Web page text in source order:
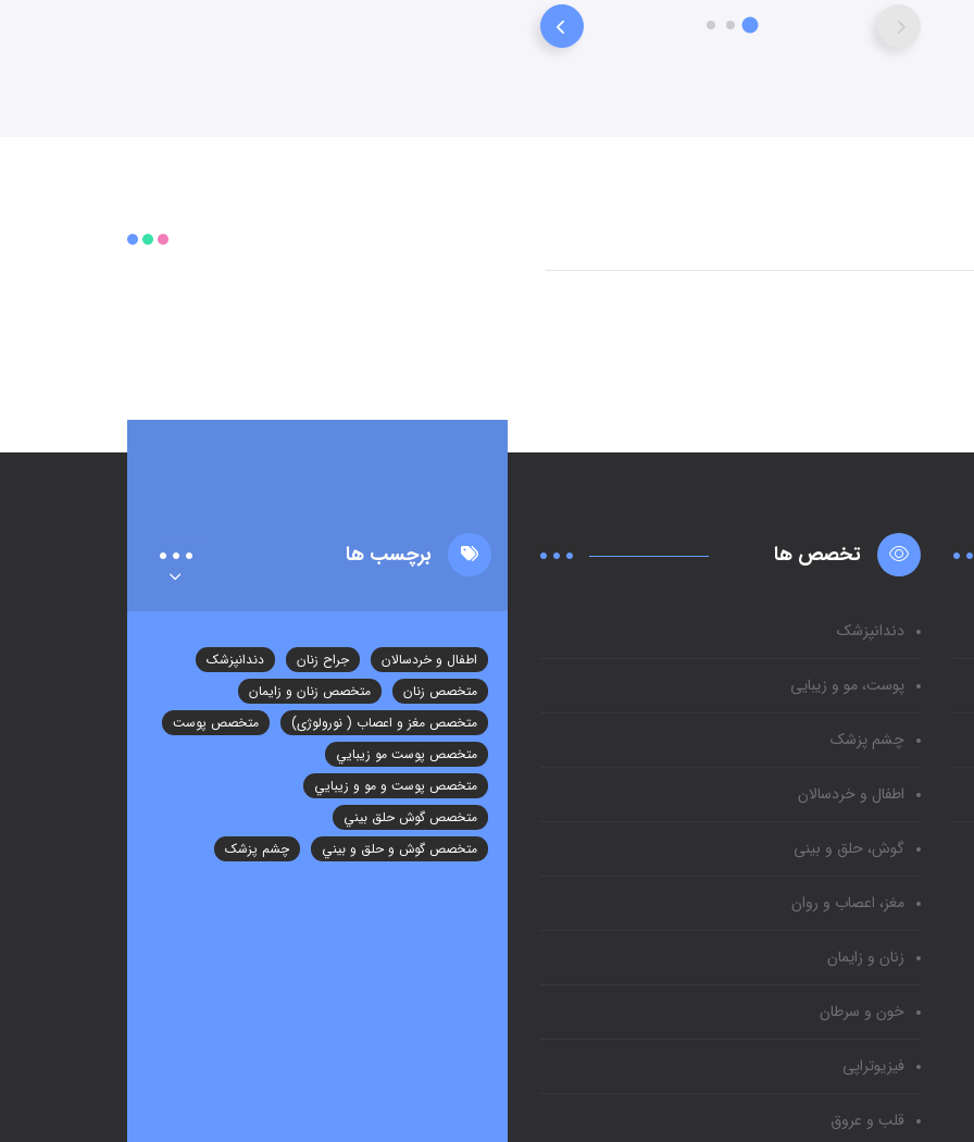
تخصص ها
دندانپزشک
پوست، مو و زیبایی
چشم پزشک
اطفال و خردسالان
گوش، حلق و بینی
مغز، اعصاب و روان
زنان و زایمان
خون و سرطان
فیزیوتراپی
قلب و عروق
برچسب ها
اطفال و خردسالان جراح زنان
دندانپزشک
متخصص زنان
متخصص زنان و زایمان
متخصص مغز و اعصاب ( نورولوژی)
متخصص پوست
متخصص پوست مو زيبايي
متخصص پوست و مو و زيبايي
متخصص گوش حلق بيني
متخصص گوش و حلق و بيني
چشم پزشک